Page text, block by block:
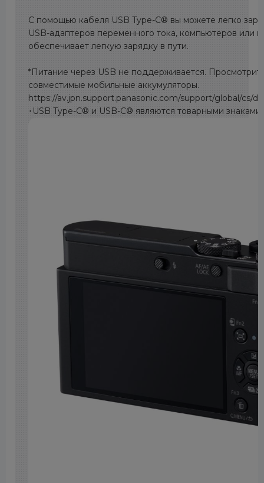
С помощью кабеля USB Type-C® вы можете легко
USB-адаптеров переменного тока, компьютеров или
обеспечивает легкую зарядку в пути.
*Питание через USB не поддерживается.
совместимые мобильные аккумуляторы.
https://av.jpn.support.panasonic.com/support/global/cs/
･USB Type-C® и USB-C® являются товарными